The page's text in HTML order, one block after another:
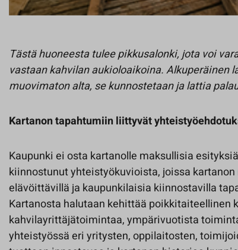
Tästä huoneesta tulee pikkusalonki, jota voi
vastaan kahvilan aukioloaikoina. Alkuperäinen
muovimaton alta, se kunnostetaan ja lattia
Kartanon tapahtumiin liittyvät
Kaupunki ei osta kartanolle maksullisia
kiinnostunut yhteistyökuvioista, joissa
elävöittävillä ja kaupunkilaisia kiinnostavilla
Kartanosta halutaan kehittää poikkitaiteellinen
kahvilayrittäjätoimintaa, ympärivuotista
yhteistyössä eri yritysten, oppilaitosten,